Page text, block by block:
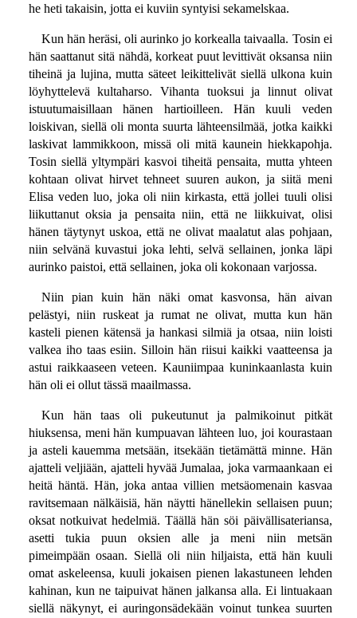
he heti takaisin, jotta ei kuviin syntyisi sekamelskaa.
Kun hän heräsi, oli aurinko jo korkealla taivaalla. Tosin ei
hän saattanut sitä nähdä, korkeat puut levittivät oksansa niin
tiheinä ja lujina, mutta säteet leikittelivät siellä ulkona kuin
löyhyttelevä kultaharso. Vihanta tuoksui ja linnut olivat
istuutumaisillaan hänen hartioilleen. Hän kuuli veden
loiskivan, siellä oli monta suurta lähteensilmää, jotka kaikki
laskivat lammikkoon, missä oli mitä kaunein hiekkapohja.
Tosin siellä yltympäri kasvoi tiheitä pensaita, mutta yhteen
kohtaan olivat hirvet tehneet suuren aukon, ja siitä meni
Elisa veden luo, joka oli niin kirkasta, että jollei tuuli olisi
liikuttanut oksia ja pensaita niin, että ne liikkuivat, olisi
hänen täytynyt uskoa, että ne olivat maalatut alas pohjaan,
niin selvänä kuvastui joka lehti, selvä sellainen, jonka läpi
aurinko paistoi, että sellainen, joka oli kokonaan varjossa.
Niin pian kuin hän näki omat kasvonsa, hän aivan
pelästyi, niin ruskeat ja rumat ne olivat, mutta kun hän
kasteli pienen kätensä ja hankasi silmiä ja otsaa, niin loisti
valkea iho taas esiin. Silloin hän riisui kaikki vaatteensa ja
astui raikkaaseen veteen. Kauniimpaa kuninkaanlasta kuin
hän oli ei ollut tässä maailmassa.
Kun hän taas oli pukeutunut ja palmikoinut pitkät
hiuksensa, meni hän kumpuavan lähteen luo, joi kourastaan
ja asteli kauemma metsään, itsekään tietämättä minne. Hän
ajatteli veljiään, ajatteli hyvää Jumalaa, joka varmaankaan ei
heitä häntä. Hän, joka antaa villien metsäomenain kasvaa
ravitsemaan nälkäisiä, hän näytti hänellekin sellaisen puun;
oksat notkuivat hedelmiä. Täällä hän söi päivällisateriansa,
asetti tukia puun oksien alle ja meni niin metsän
pimeimpään osaan. Siellä oli niin hiljaista, että hän kuuli
omat askeleensa, kuuli jokaisen pienen lakastuneen lehden
kahinan, kun ne taipuivat hänen jalkansa alla. Ei lintuakaan
siellä näkynyt, ei auringonsädekään voinut tunkea suurten